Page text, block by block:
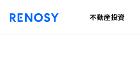
不動産投資